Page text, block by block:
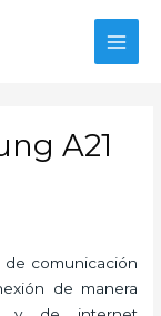
A21
de comunicación
de manera